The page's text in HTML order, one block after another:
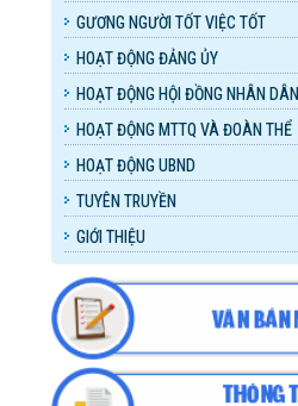
GƯƠNG NGƯỜI TỐT VIỆC TỐT
HOẠT ĐỘNG ĐẢNG ỦY
HOẠT ĐỘNG HỘI ĐỒNG NHÂN DÂN
HOẠT ĐỘNG MTTQ VÀ ĐOÀN THỂ
HOẠT ĐỘNG UBND
TUYÊN TRUYỀN
GIỚI THIỆU